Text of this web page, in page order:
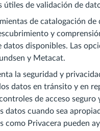
útiles de validación de
de catalogación de
y
datos disponibles. Las
y Metacat.
la seguridad y
datos en tránsito y en
de acceso seguro
datos cuando sea
como Privacera pueden